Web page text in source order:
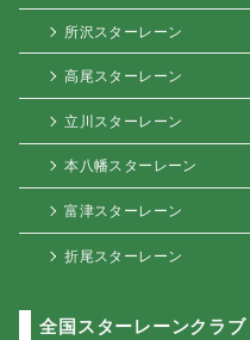
所沢スターレーン
高尾スターレーン
立川スターレーン
本八幡スターレーン
富津スターレーン
折尾スターレーン
全国スターレーンクラブ